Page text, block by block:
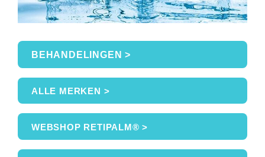
BEHANDELINGEN >
ALLE MERKEN >
WEBSHOP RETIPALM® >